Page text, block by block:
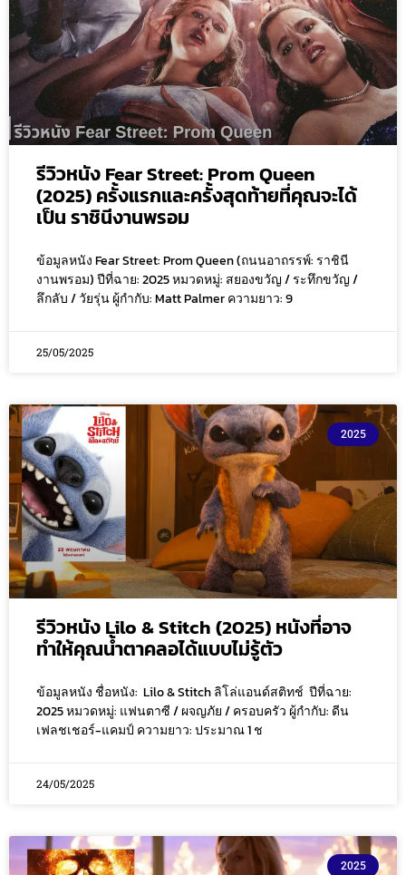
รีวิวหนัง Fear Street: Prom Queen
(2025) ครั้งแรกและครั้งสุดท้ายที่คุณจะได้
เป็น ราชินีงานพรอม
ข้อมูลหนัง Fear Street: Prom Queen (ถนนอาถรรพ์: ราชินี
งานพรอม) ปีที่ฉาย: 2025 หมวดหมู่: สยองขวัญ / ระทึกขวัญ /
ลึกลับ / วัยรุ่น ผู้กำกับ: Matt Palmer ความยาว: 9
25/05/2025
2025
รีวิวหนัง Lilo & Stitch (2025) หนังที่อาจ
ทำให้คุณน้ำตาคลอได้แบบไม่รู้ตัว
ข้อมูลหนัง ชื่อหนัง: Lilo & Stitch ลิโล่แอนด์สติทช์ ปีที่ฉาย:
2025 หมวดหมู่: แฟนตาซี / ผจญภัย / ครอบครัว ผู้กำกับ: ดีน
เฟลชเชอร์-แคมป์ ความยาว: ประมาณ 1 ช
24/05/2025
2025